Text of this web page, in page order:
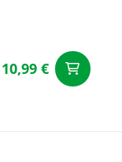
10,99 €